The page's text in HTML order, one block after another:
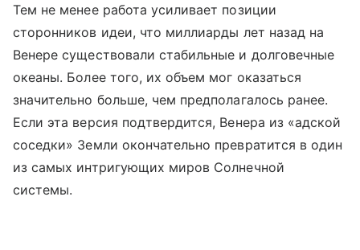
Тем не менее работа усиливает позиции
сторонников идеи, что миллиарды лет назад на
Венере существовали стабильные и долговечные
океаны. Более того, их объем мог оказаться
значительно больше, чем предполагалось ранее.
Если эта версия подтвердится, Венера из «адской
соседки» Земли окончательно превратится в один
из самых интригующих миров Солнечной
системы.